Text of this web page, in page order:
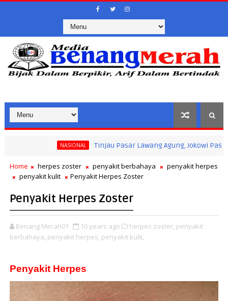
Tinjau Pasar Lawang Agung, Jokowi Pastikan
Masyarakat Saat Ramadan
Home herpes zoster penyakit berbahaya
penyakit herpes
penyakit kulit
Penyakit Herpes Zoster
Penyakit Herpes Zoster
Benang Merah01 10 years ago herpes zoster, penyakit
berbahaya, penyakit herpes, penyakit kulit,
Penyakit Herpes